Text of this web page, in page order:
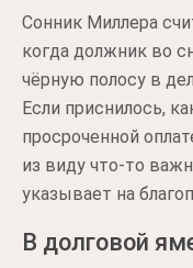
Сонник Миллера
когда должник во
чёрную полосу в
Если приснилось,
просроченной
из виду что-то
указывает на
В долговой